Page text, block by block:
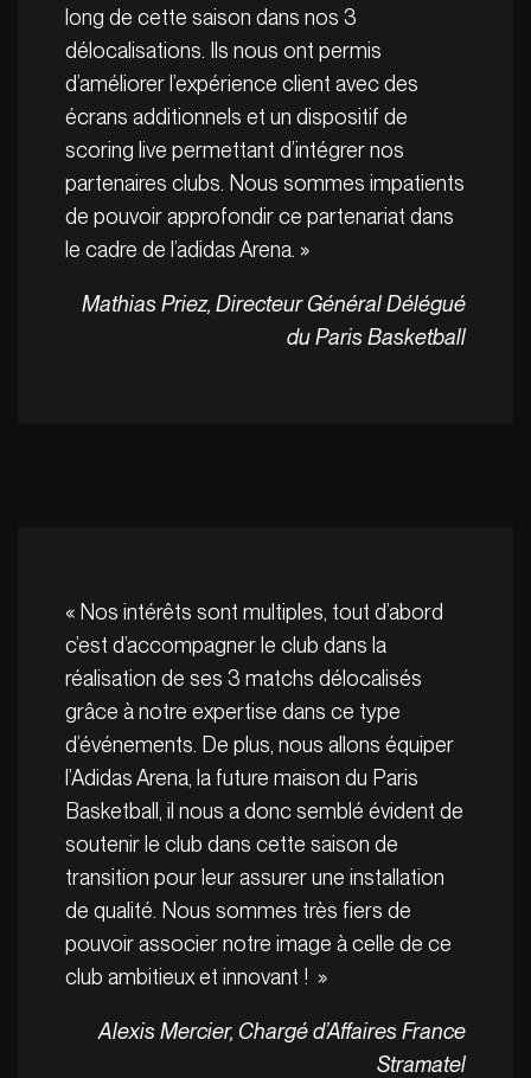
long de cette saison dans nos 3
délocalisations. Ils nous ont permis
d’améliorer l’expérience client avec des
écrans additionnels et un dispositif de
scoring live permettant d’intégrer nos
partenaires clubs. Nous sommes impatients
de pouvoir approfondir ce partenariat dans
le cadre de l’adidas Arena. »
Mathias Priez, Directeur Général Délégué
du Paris Basketball
« Nos intérêts sont multiples, tout d’abord
c’est d’accompagner le club dans la
réalisation de ses 3 matchs délocalisés
grâce à notre expertise dans ce type
d’événements. De plus, nous allons équiper
l’Adidas Arena, la future maison du Paris
Basketball, il nous a donc semblé évident de
soutenir le club dans cette saison de
transition pour leur assurer une installation
de qualité. Nous sommes très fiers de
pouvoir associer notre image à celle de ce
club ambitieux et innovant ! »
Alexis Mercier, Chargé d’Affaires France
Stramatel